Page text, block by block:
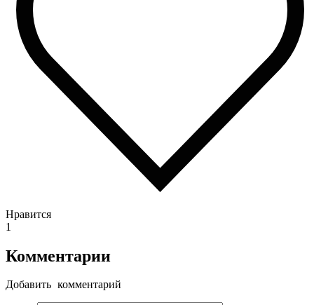
Нравится
1
Комментарии
Добавить комментарий